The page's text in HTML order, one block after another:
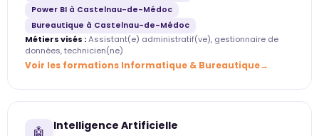
Power BI à Castelnau-de-Médoc
Bureautique à Castelnau-de-Médoc
Métiers visés :Assistant(e) administratif(ve), gestionnaire de
données, technicien(ne)
Voir les formations Informatique & Bureautique
Intelligence Artificielle